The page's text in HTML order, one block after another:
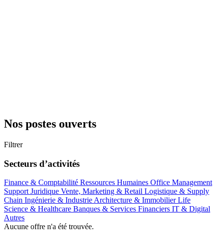
Nos postes ouverts
Filtrer
Secteurs d’activités
Finance & Comptabilité Ressources Humaines Office Management
SupportJuridique Vente, Marketing & Retail Logistique & Supply
Chain Ingénierie & IndustrieArchitecture & ImmobilierLife
Science & Healthcare Banques & Services Financiers IT & Digital
Autres
Aucune offre n'a été trouvée.